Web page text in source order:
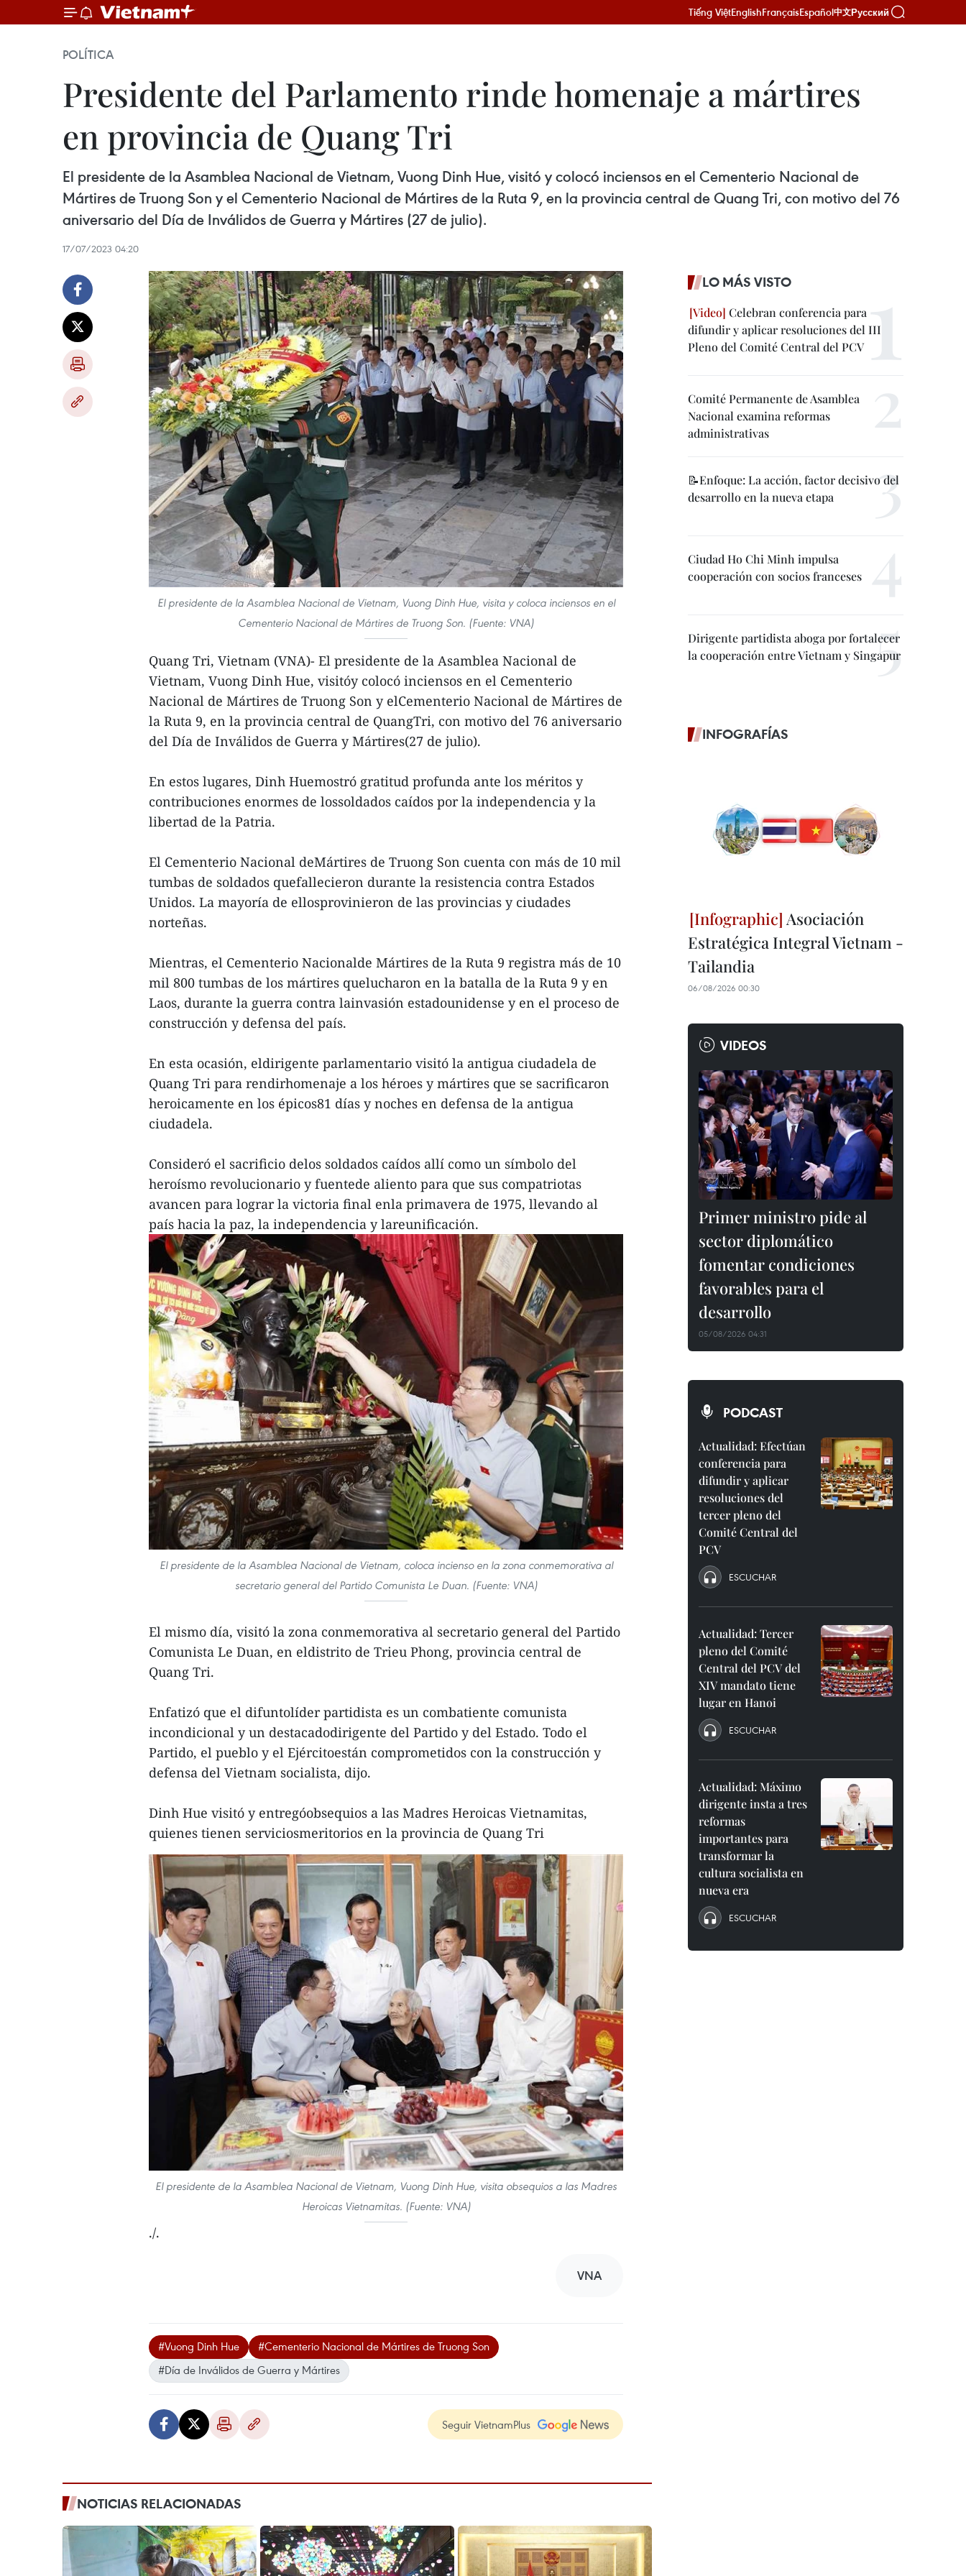
Tiếng ViệtEnglishFrançaisEspañol中文Русский
POLÍTICA
Presidente del Parlamento rinde homenaje a mártires
en provincia de Quang Tri
El presidente de la Asamblea Nacional de Vietnam, Vuong Dinh Hue, visitó y colocó inciensos en el Cementerio Nacional de
Mártires de Truong Son y el Cementerio Nacional de Mártires de la Ruta 9, en la provincia central de Quang Tri, con motivo del 76
aniversario del Día de Inválidos de Guerra y Mártires (27 de julio).
17/07/2023 04:20
El presidente de la Asamblea Nacional de Vietnam, Vuong Dinh Hue, visita y coloca inciensos en el
Cementerio Nacional de Mártires de Truong Son. (Fuente: VNA)
Quang Tri, Vietnam (VNA)- El presidente de la Asamblea Nacional de
Vietnam, Vuong Dinh Hue, visitóy colocó inciensos en el Cementerio
Nacional de Mártires de Truong Son y elCementerio Nacional de Mártires de
la Ruta 9, en la provincia central de QuangTri, con motivo del 76 aniversario
del Día de Inválidos de Guerra y Mártires(27 de julio).
En estos lugares, Dinh Huemostró gratitud profunda ante los méritos y
contribuciones enormes de lossoldados caídos por la independencia y la
libertad de la Patria.
El Cementerio Nacional deMártires de Truong Son cuenta con más de 10 mil
tumbas de soldados quefallecieron durante la resistencia contra Estados
Unidos. La mayoría de ellosprovinieron de las provincias y ciudades
norteñas.
Mientras, el Cementerio Nacionalde Mártires de la Ruta 9 registra más de 10
mil 800 tumbas de los mártires quelucharon en la batalla de la Ruta 9 y en
Laos, durante la guerra contra lainvasión estadounidense y en el proceso de
construcción y defensa del país.
En esta ocasión, eldirigente parlamentario visitó la antigua ciudadela de
Quang Tri para rendirhomenaje a los héroes y mártires que se sacrificaron
heroicamente en los épicos81 días y noches en defensa de la antigua
ciudadela.
Consideró el sacrificio delos soldados caídos allí como un símbolo del
heroísmo revolucionario y fuentede aliento para que sus compatriotas
avancen para lograr la victoria final enla primavera de 1975, llevando al
país hacia la paz, la independencia y lareunificación.
El presidente de la Asamblea Nacional de Vietnam, coloca incienso en la zona conmemorativa al
secretario general del Partido Comunista Le Duan. (Fuente: VNA)
El mismo día, visitó la zona conmemorativa al secretario general del Partido
Comunista Le Duan, en eldistrito de Trieu Phong, provincia central de
Quang Tri.
Enfatizó que el difuntolíder partidista es un combatiente comunista
incondicional y un destacadodirigente del Partido y del Estado. Todo el
Partido, el pueblo y el Ejércitoestán comprometidos con la construcción y
defensa del Vietnam socialista, dijo.
Dinh Hue visitó y entregóobsequios a las Madres Heroicas Vietnamitas,
quienes tienen serviciosmeritorios en la provincia de Quang Tri
El presidente de la Asamblea Nacional de Vietnam, Vuong Dinh Hue, visita obsequios a las Madres
Heroicas Vietnamitas. (Fuente: VNA)
./.
VNA
#Vuong Dinh Hue
#Cementerio Nacional de Mártires de Truong Son
#Día de Inválidos de Guerra y Mártires
Seguir VietnamPlus
NOTICIAS RELACIONADAS
LO MÁS VISTO
Celebran conferencia para
difundir y aplicar resoluciones del III
Pleno del Comité Central del PCV
Comité Permanente de Asamblea
Nacional examina reformas
administrativas
📝Enfoque: La acción, factor decisivo del
desarrollo en la nueva etapa
Ciudad Ho Chi Minh impulsa
cooperación con socios franceses
Dirigente partidista aboga por fortalecer
la cooperación entre Vietnam y Singapur
INFOGRAFÍAS
Asociación
Estratégica Integral Vietnam -
Tailandia
06/08/2026 00:30
VIDEOS
Primer ministro pide al
sector diplomático
fomentar condiciones
favorables para el
desarrollo
05/08/2026 04:31
PODCAST
Actualidad: Efectúan
conferencia para
difundir y aplicar
resoluciones del
tercer pleno del
Comité Central del
PCV
ESCUCHAR
Actualidad: Tercer
pleno del Comité
Central del PCV del
XIV mandato tiene
lugar en Hanoi
ESCUCHAR
Actualidad: Máximo
dirigente insta a tres
reformas
importantes para
transformar la
cultura socialista en
nueva era
ESCUCHAR